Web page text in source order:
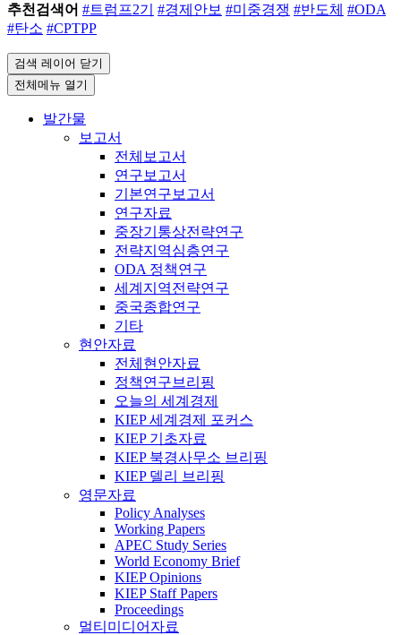
추천검색어 #트럼프2기 #경제안보 #미중경쟁 #반도체 #ODA
#탄소 #CPTPP
검색 레이어 닫기
전체메뉴 열기
발간물
보고서
전체보고서
연구보고서
기본연구보고서
연구자료
중장기통상전략연구
전략지역심층연구
ODA 정책연구
세계지역전략연구
중국종합연구
기타
현안자료
전체현안자료
정책연구브리핑
오늘의 세계경제
KIEP 세계경제 포커스
KIEP 기초자료
KIEP 북경사무소 브리핑
KIEP 델리 브리핑
영문자료
Policy Analyses
Working Papers
APEC Study Series
World Economy Brief
KIEP Opinions
KIEP Staff Papers
Proceedings
멀티미디어자료